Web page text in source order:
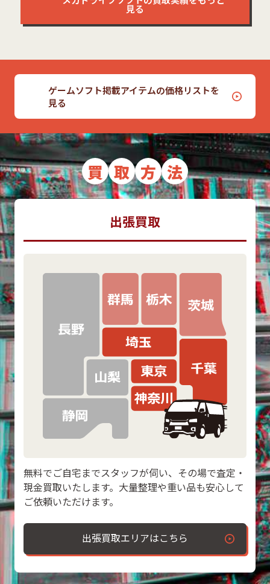
見る
ゲームソフト掲載アイテムの価格リストを
見る
買 取 方 法
出張買取
無料でご自宅までスタッフが伺い、その場で査定・
現金買取いたします。大量整理や重い品も安心して
ご依頼いただけます。
出張買取エリアはこちら